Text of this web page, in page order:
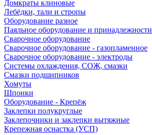
Домкраты клиновые
Лебёдки, тали и стропы
Оборудование разное
Паяльное оборудование и принадлежности
Сварочное оборудование
Сварочное оборудование - газопламенное
Сварочное оборудование - электроды
Системы охлаждения, СОЖ, смазки
Смазки подшипников
Хомуты
Шпонки
Оборудование - Крепёж
Заклепки полукруглые
Заклепочники и заклепки вытяжные
Крепежная оснастка (УСП)